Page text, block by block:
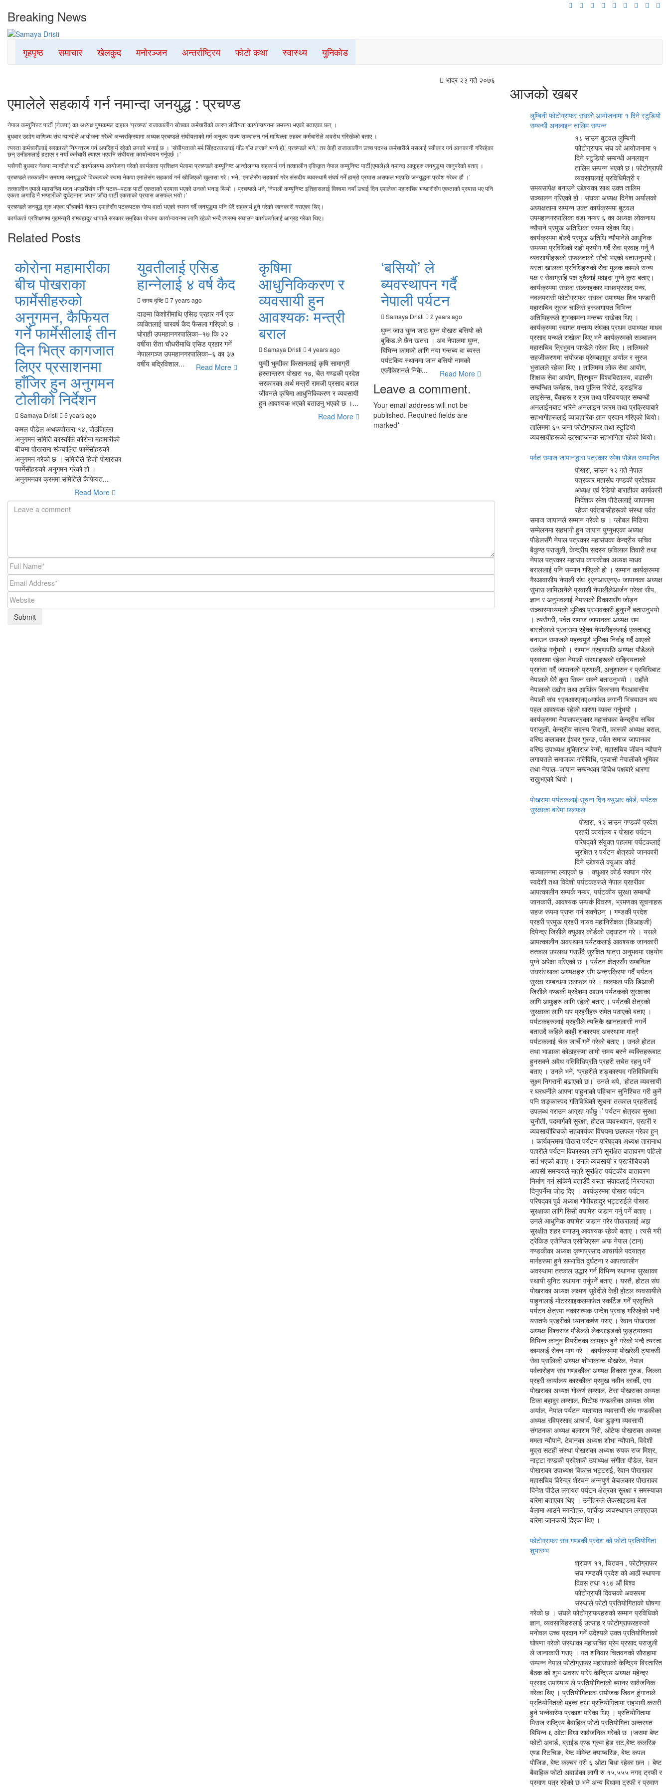
Breaking News
Samaya Dristi
गृहपृष्ठ समाचार खेलकुद मनोरञ्जन अन्तर्राष्ट्रिय फोटो कथा स्वास्थ्य युनिकोड
भाद्र २३ गते २०७६
एमालेले सहकार्य गर्न नमान्दा जनयुद्ध : प्रचण्ड
नेपाल कम्युनिस्ट पार्टी (नेकपा) का अध्यक्ष पुष्पकमल दाहाल ‘प्रचण्ड’ राजाकालीन सोचका कर्मचारीको कारण संघीयता कार्यान्वयनमा समस्या भएको बताएका छन् ।
बुधबार उद्योग वाणिज्य संघ म्याग्दीले आयोजना गरेको अन्तरक्रियामा अध्यक्ष प्रचण्डले संघीयताको मर्म अनुरुप राज्य सञ्चालन गर्न माथिल्ला तहका कर्मचारीले अवरोध गरिरहेको बताए ।
त्यस्ता कर्मचारीलाई सरकारले नियन्त्रण गर्न अपरिहार्य रहेको उनको भनाई छ । ‘संघीयताको मर्म सिँहदरवारलाई गाँउ गाँउ लजाने भन्ने हो,’ प्रचण्डले भने,‘ तर केही राजाकालीन उच्च पदस्थ कर्मचारीले यसलाई स्वीकार गर्न आनकानी गरिरहेका
छन् उनीहरुलाई हटाएर र नयाँ कर्मचारी ल्याएर भएपनि संघीयता कार्यान्वयन गर्नुपर्छ ।’
यसैगरी बुधबार नेकपा म्याग्दीले पार्टी कार्यालयमा आयोजना गरेको कार्यकता प्रशिक्षण भेलामा प्रचण्डले कम्यूनिष्ट आन्दोलनमा सहकार्य गर्न तत्कालीन एकिकृत नेपाल कम्युनिष्ट पार्टी(एमाले)ले नमान्दा आफूहरु जनयुद्धमा जानुपरेको बताए ।
प्रचण्डले तत्कालीन समयमा जनयूद्धको विकल्पको रुपमा नेकपा एमालेसंग सहकार्य गर्न खोजिएको खुलासा गरे। भने, ‘एमालेसँग सहकार्य गरेर संसदीय ब्यवस्थामै संघर्ष गर्ने हाम्रो प्रयास असफल भएपछि जनयूद्धमा प्रवेश गरेका हौं ।’
तत्कालीन एमाले महासचिव मदन भण्डारीसंग पनि पटक–पटक पार्टी एकताको प्रयास भएको उनको भनाइ थियो । प्रचण्डले भने, ‘नेपाली कम्युनिष्ट इतिहासलाई विश्वमा नयाँ उचाई दिन एमालेका महासचिव भण्डारीसँग एकताको प्रयास भए पनि
एकता अगाडि नै भण्डारीको दुर्घटनामा ज्यान जाँदा पार्टी एकताको प्रयास असफल भयो।’
प्रचण्डले जनयुद्ध सुरु भएका पाँचबर्षमै नेकपा एमालेसँग पटकपटक गोप्य वार्ता भएको स्मरण गर्दै जनयुद्धमा पनि धेरै सहकार्य हुने गरेको जानकारी गराएका थिए।
कार्यकर्ता प्रशिक्षणमा गृहमन्त्री रामबहादुर थापाले सरकार समृद्दिका योजना कार्यान्वयनमा लागि रहेको भन्दै त्यसमा सघाउन कार्यकर्तालाई आग्रह गरेका थिए।
Related Posts
कोरोना महामारीका
बीच पोखराका
फार्मेसीहरुको
अनुगमन, कैफियत
गर्ने फार्मेसीलाई तीन
दिन भित्र कागजात
लिएर प्रसाशनमा
हाँजिर हुन अनुगमन
टोलीको निर्देशन
Samaya Dristi 5 years ago
कमल पौडेल अथकपोखरा १४, जेठजिल्ला
अनुगमन समिति कास्कीले कोरोना महामारीको
बीचमा पोखरामा संञ्चालित फार्मेसीहरुको
अनुगमन गरेको छ । समितिले हिजो पोखराका
फार्मेसीहरुको अनुगमन गरेको हो ।
अनुगमनका क्रममा समितिले कैफियत...
Read More
युवतीलाई एसिड
हान्नेलाई ४ वर्ष कैद
समय दृष्टि 7 years ago
दाङमा किशोरीमाथि एसिड प्रहार गर्ने एक
व्यक्तिलाई चारवर्ष कैद फैसला गरिएको छ ।
घोराही उपमहानगरपालिका–१७ कि २२
वर्षीया रीता चौधरीमाथि एसिड प्रहार गर्ने
नेपालगञ्ज उपमहानगरपालिका–६ का ३७
वर्षीय बद्रिविशाल...
Read More
कृषिमा
आधुनिकिकरण र
व्यवसायी हुन
आवश्यकः मन्त्री
बराल
Samaya Dristi 4 years ago
पुम्दी भुम्दीका किसानलाई कृषि सामाग्री
हस्तान्तरण पोखरा १७, चैत गण्डकी प्रदेश
सरकारका अर्थ मन्त्री रामजी प्रसाद बराल
जीवनले कृषिमा आधुनिकिकरण र व्यवसायी
हुन आवश्यक भएको बताउनु भएको छ ।...
Read More
‘बसियो’ ले
ब्यवस्थापन गर्दै
नेपाली पर्यटन
Samaya Dristi 2 years ago
घुम्न जाउ घुम्न जाउ घुम्न पोखरा बसियो को
बुकिड.ले छैन खतरा । अव नेपालमा घुम्न,
बिभिन्न कामको लागि नया गन्तब्य वा ब्यस्त
पर्यटकिय स्थानमा जान बसियो नामको
एप्लीकेशनले निकै...
Read More
Leave a comment.
Your email address will not be
published. Required fields are
marked*
आजको खबर
लुम्बिनी फोटोग्राफर संघको आयोजनामा १ दिने स्टुडियो
सम्बन्धी अनलाइन तालिम सम्पन्न
१८ साउन बुटवल लुम्बिनी
फोटोग्राफर संघ को आयोजनामा १
दिने स्टुडियो सम्बन्धी अनलाइन
तालिम सम्पन्न भएको छ। फोटोग्राफी
व्यवसायलाई प्रविधिमैत्री र
समयसापेक्ष बनाउने उद्देश्यका साथ उक्त तालिम
सञ्चालन गरिएको हो। संघका अध्यक्ष दिनेश अर्यालको
अध्यक्षतामा सम्पन्न उक्त कार्यक्रममा बुटवल
उपमहानगरपालिका वडा नम्बर ६ का अध्यक्ष लोकनाथ
न्यौपाने प्रमुख अतिथिका रूपमा रहेका थिए।
कार्यक्रममा बोल्दै प्रमुख अतिथि न्यौपानेले आधुनिक
समयमा प्रविधिको सही प्रयोग गर्दै सेवा प्रवाह गर्नु नै
व्यवसायीहरूको सफलताको साँचो भएको बताउनुभयो।
यस्ता खालका प्रविधिहरुको सेवा मुलक कामले राज्य
पक्ष र सेवाग्राहि पक्ष दुवैलाई फाइदा गुग्ने कुरा बताए।
कार्यक्रममा संघका सल्लाहकार माधवप्रसाद पन्थ,
नवलपरासी फोटोग्राफर संघका उपाध्यक्ष शिव भण्डारी
महासचिव सुरज चालिसे हरूलगायत विभिन्न
अतिथिहरूले शुभकामना मन्तब्य राखेका थिए ।
कार्यक्रममा स्वागत मन्तव्य संघका प्रथम उपाध्यक्ष माधव
प्रसाद पन्थले राखेका थिए भने कार्यक्रमको सञ्चालन
महासचिव त्रिभुवन पाण्डेले गरेका थिए । तालिमको
सहजीकरणमा संयोजक प्रेमबहादुर अर्याल र सुरज
भुसालले रहेका थिए । तालिममा लोक सेवा आयोग,
शिक्षक सेवा आयोग, त्रिभुवन विश्वविद्यालय, वडासँग
सम्बन्धित फर्महरू, तथा पुलिस रिपोर्ट, ड्राइभिङ
लाइसेन्स, बैंकहरू र श्रम तथा परिचयपत्र सम्बन्धी
अनलाईनबाट भरिने अनलाइन फारम तथा प्रक्रियाबारे
सहभागीहरूलाई व्यावहारिक ज्ञान प्रदान गरिएको थियो।
तालिममा ६५ जना फोटोग्राफर तथा स्टुडियो
व्यवसायीहरूको उत्साहजनक सहभागिता रहेको थियो।
पर्वत समाज जापानद्धारा पत्रकार रमेश पौडेल सम्मानित
पोखरा, साउन १२ गते नेपाल
पत्रकार महासंघ गण्डकी प्रदेशका
अध्यक्ष एवं रेडियो बाराहीका कार्यकारी
निर्देशक रमेश पौडेललाई जापानमा
रहेका पर्वतबासीहरूको संस्था पर्वत
समाज जापानले सम्मान गरेको छ । ग्लोबल मिडिया
सम्मेलनमा सहभागी हुन जापान पुग्नुभएका अध्यक्ष
पौडेलसँगै नेपाल पत्रकार महासंघका केन्द्रीय सचिव
बैकुण्ठ पराजुली, केन्द्रीय सदस्य छविलाल तिवारी तथा
नेपाल पत्रकार महासंघ कास्कीका अध्यक्ष माधव
बराललाई पनि सम्मान गरिएको हो । सम्मान कार्यक्रममा
गैरआवासीय नेपाली संघ ९एनआरएनए० जापानका अध्यक्ष
सुभास लामिछानेले प्रवासी नेपालीलेआर्जन गरेका सीप,
ज्ञान र अनुभवलाई नेपालको विकाससँग जोड्न
सञ्चारमाध्यमको भूमिका प्रभावकारी हुनुपर्ने बताउनुभयो
। त्यसैगरी, पर्वत समाज जापानका अध्यक्ष राम
बास्तोलाले प्रवासमा रहेका नेपालीहरूलाई एकताबद्ध
बनाउन समाजले महत्वपूर्ण भूमिका निर्वाह गर्दै आएको
उल्लेख गर्नुभयो । सम्मान ग्रहणपछि अध्यक्ष पौडेलले
प्रवासमा रहेका नेपाली संस्थाहरूको सक्रियताको
प्रशंसा गर्दै जापानको प्रणाली, अनुशासन र प्रविधिबाट
नेपालले धेरै कुरा सिक्न सक्ने बताउनुभयो । उहाँले
नेपालको उद्योग तथा आर्थिक विकासमा गैरआवासीय
नेपाली संघ ९एनआरएनए०मार्फत लगानी भित्र्याउन थप
पहल आवश्यक रहेको धारणा व्यक्त गर्नुभयो ।
कार्यक्रममा नेपालपत्रकार महासंघका केन्द्रीय सचिव
पराजुली, केन्द्रीय सदस्य तिवारी, कास्की अध्यक्ष बराल,
वरिष्ठ कलाकार ईश्वर गुरुङ, पर्वत समाज जापानका
वरिष्ठ उपाध्यक्ष मुक्तिराज रेग्मी, महासचिव जीवन न्यौपाने
लगायतले समाजका गतिविधि, प्रवासी नेपालीको भूमिका
तथा नेपाल–जापान सम्बन्धका विविध पक्षबारे धारणा
राख्नुभएको थियो ।
पोखरामा पर्यटकलाई सूचना दिन क्युआर कोर्ड, पर्यटक
सुरक्षाका बारेमा छलफल
पोखरा, १२ साउन गण्डकी प्रदेश
प्रहरी कार्यालय र पोखरा पर्यटन
परिषद्को संयुक्त पहलमा पर्यटकलाई
सुरक्षित र पर्यटन क्षेत्रको जानकारी
दिने उद्देश्यले क्युआर कोर्ड
सञ्चालनमा ल्याएको छ । क्युआर कोर्ड स्क्यान गरेर
स्वदेशी तथा विदेशी पर्यटकहरूले नेपाल प्रहरीका
आपत्कालीन सम्पर्क नम्बर, पर्यटकीय सुरक्षा सम्बन्धी
जानकारी, आवश्यक सम्पर्क विवरण, भ्रमणका सूचनाहरू
सहज रूपमा प्राप्त गर्न सक्नेछन् । गण्डकी प्रदेश
प्रहरी प्रमुख प्रहरी नायव महानिरीक्षक (डिआइजी)
दिपेन्द्र जिसीले क्युआर कोर्डको उद्घाटन गरे । यसले
आपत्कालीन अवस्थामा पर्यटकलाई आवश्यक जानकारी
तत्काल उपलब्ध गराउँदै सुरक्षित यात्रा अनुभवमा सहयोग
पुग्ने अपेक्षा गरिएको छ । पर्यटन क्षेत्रसँग सम्बन्धित
संघसंस्थाका अध्यक्षहरु सँग अन्तरक्रिया गर्दै पर्यटन
सुरक्षा सम्बन्धमा छलफल गरे । छलफल पछि डिआजी
जिसीले गण्डकी प्रदेशमा आउन पर्यटकको सुरक्षाका
लागि आफुहरु लागि रहेको बताए । पर्यटकी क्षेत्रको
सुरक्षाका लागि थप प्रहरीहरु समेत पठाएको बताए ।
पर्यटकहरुलाई प्रहरीले त्यतिकै खानतलासी नगर्ने
बताउदै कहिले काही शंकास्पद अवस्थामा मात्रै
पर्यटकलाई चेक जाचँ गर्ने गरेको बताए । उनले होटल
तथा भाडाका कोठाहरूमा लामो समय बस्ने व्यक्तिहरूबाट
हुनसक्ने अवैध गतिविधिप्रति प्रहरी सचेत रहनु पर्ने
बताए । उनले भने, ‘प्रहरीले शङ्कास्पद गतिविधिमाथि
सूक्ष्म निगरानी बढाएको छ।’ उनले थपे, ‘होटल व्यवसायी
र घरधनीले आफ्ना पाहुनाको पहिचान सुनिश्चित गरी कुनै
पनि शङ्कास्पद गतिविधिको सूचना तत्काल प्रहरीलाई
उपलब्ध गराउन आग्रह गर्दछु।’ पर्यटन क्षेत्रका सुरक्षा
चुनौती, पदमार्गको सुरक्षा, होटल व्यवस्थापन, प्रहरी र
व्यवसायीबिचको सहकार्यका विषयमा छलफल गरेका हुन्
। कार्यक्रममा पोखरा पर्यटन परिषद्का अध्यक्ष तारानाथ
पहारीले पर्यटन विकासका लागि सुरक्षित वातावरण पहिलो
सर्त भएको बताए । उनले व्यवसायी र प्रहरीबिचको
आपसी समन्वयले मात्रै सुरक्षित पर्यटकीय वातावरण
निर्माण गर्न सकिने बताउँदै यस्ता संवादलाई निरन्तरता
दिनुपर्नेमा जोड दिए । कार्यक्रममा पोखरा पर्यटन
परिषद्का पुर्व अध्यक्ष गोपीबहादुर भट्टराईले पोखरा
सुरक्षाका लागि सिसी क्यामेरा जडान गर्नु पर्ने बताए ।
उनले आधुनिक क्यामेरा जडान गरेर पोखरालाई अझ
सुरक्षीत शहर बनाउनु आवश्यक रहेको बताए । त्यसै गरी
ट्रेकिङ एजेन्सिज एसोसिएसन अफ नेपाल (टान)
गण्डकीका अध्यक्ष कृष्णप्रसाद आचार्यले पदयात्रा
मार्गहरूमा हुने सम्भावित दुर्घटना र आपत्कालीन
अवस्थामा तत्काल उद्धार गर्न विभिन्न स्थानमा सुरक्षाका
स्थायी युनिट स्थापना गर्नुपर्ने बताए । यस्तै, होटल संघ
पोखराका अध्यक्ष लक्ष्मण सुवेदीले केही होटल व्यवसायीले
पाहुनालाई मोटरसाइकलमार्फत स्कर्टिङ गर्ने प्रवृत्तिले
पर्यटन क्षेत्रमा नकारात्मक सन्देश प्रवाह गरिरहेको भन्दै
यसतर्फ प्रहरीको ध्यानाकर्षण गराए । रेवान पोखराका
अध्यक्ष विश्वराज पौडेलले लेकसाइडको फुड्ट्याकमा
विभिन्न कानुन विपरीतका कामहरु हुने गरेको भन्दै त्यस्ता
कामलाई रोक्न माग गरे । कार्यक्रममा पोखरेली ट्याक्सी
सेवा प्रालिकी अध्यक्ष शोभाकान्त पोखरेल, नेपाल
पर्वतारोहण संघ गण्डकीका अध्यक्ष विकास गुरुङ, जिल्ला
प्रहरी कार्यालय कास्कीका प्रमुख नवीन कार्की, एगा
पोखराका अध्यक्ष गोकर्ण लम्साल, टेसा पोखराका अध्यक्ष
टिका बहादुर लम्साल, भिटोफ गण्डकीका अध्यक्ष रमेश
अर्याल, नेपाल पर्यटन यातायात व्यवसायी संघ गण्डकीका
अध्यक्ष रविप्रसाद आचार्य, फेवा डुङ्गा व्यवसायी
संगठनका अध्यक्ष बलाराम गिरी, ओटेफ पोखराका अध्यक्ष
ममता न्यौपाने, टेवानका अध्यक्ष शोभा न्यौपाने, विदेशी
मुद्रा सटही संस्था पोखराका अध्यक्ष रुपक राज मिश्र,
नाट्टा गण्डकी प्रदेशकी उपाध्यक्ष संगीता पौडेल, रेवान
पोखराका उपाध्यक्ष विकास भट्टराई, रेवान पोखराका
महासचिव विरेन्द्र शेरचन अन्नपुर्ण केवलकार पोखराका
दिनेश पौडेल लगायत पर्यटन क्षेत्रका सुरक्षा र समस्याका
बारेमा बताएका थिए । उनीहरुले लेकसाइडमा बेला
बेलामा आउने मगन्तेहरु, पार्किङ व्यवस्थापन लगाएतका
बारेमा जानकारी दिएका थिए ।
फोटोग्राफर संघ गण्डकी प्रदेश को फोटो प्रतियोगिता
शुभारम्भ
श्रावण ११, चितवन , फोटोग्राफर
संघ गण्डकी प्रदेश को आठौं स्थापना
दिवस तथा १८७ औं बिश्व
फोटोग्राफी दिवसको अवसरमा
संस्थाले फोटो प्रतियोगिताको घोषणा
गरेको छ । संघले फोटोग्राफरहरुको सम्मान प्रविधिको
ज्ञान, व्यवसायिहरुलाई उत्साह र फोटोग्राफरहरुको
मनोवल उच्च प्रदान गर्ने उदेश्यले उक्त प्रतियोगिताको
घोषणा गरेको संस्थाका महासचिव प्रेम प्रसाद पराजुली
ले जानाकारी गराए । गत शनिवार चितवनको सौराहामा
सम्पन्न नेपाल फोटोग्राफर महासंघको केन्द्रिय बिस्तारित
बैठक को शुभ अवसर पारेर केन्द्रिय अध्यक्ष महेन्द्र
प्रसाद उपाध्याय ले प्रतियोगिताको ब्यानर सार्वजनिक
गरेका थिए । प्रतियोगिताका संयोजक जिवन ढुंगानाले
प्रतियोगितको महत्व तथा प्रतियोगितामा सहभागी कसरी
हुने भन्नेवारेमा प्रकाश पारेका थिए । प्रतियोगितामा
मिराज राष्ट्रिय बैवाहिक फोटो प्रतियोगिता अन्तरगत
बिभिन्न ६ ओटा विधा सार्वजनिक गरेको छ ।जसमा बेष्ट
फोटो अवार्ड, ब्राईड एण्ड ग्रुम हेड सट,बेष्ट कलरिङ
एण्ड रिटचिङ, बेष्ट मोमेन्ट क्याप्चरिङ, बेष्ट कपल
पोजिङ, बेष्ट कल्चर गरी ६ ओटा बिधा रहेका छन । बेष्ट
बैवाहिक फोटो अवार्डका लागी रु १५,५५५ नगद ट्रफी र
प्रमाण पत्र रहेको छ भने अन्य बिधामा ट्रफी र प्रमाण